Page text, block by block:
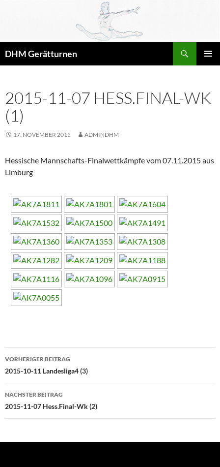
DHM Gerätturnen
2015-11-07 HESS.FINAL-WK
(1)
17. NOVEMBER 2015 ADMINDHM
Hessische Mannschafts-Finalwettkämpfe vom 07.11.2015 aus
Limburg
Beitragsnavigation
VORHERIGER BEITRAG
2015-10-11 Landesliga4 (3)
NÄCHSTER BEITRAG
2015-11-07 Hess.Final-Wk (2)